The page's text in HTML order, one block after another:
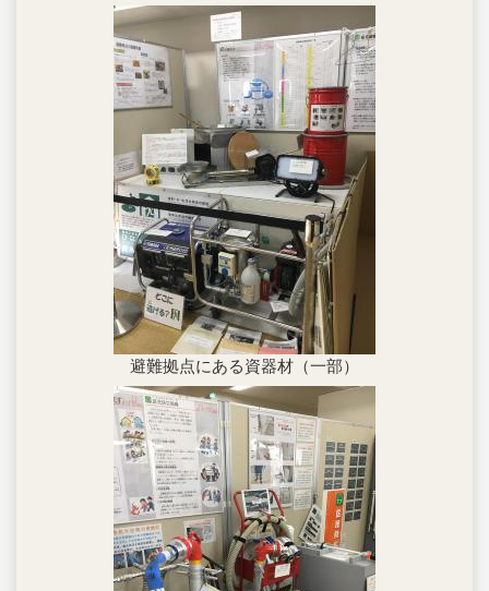
避難拠点にある資器材（一部）